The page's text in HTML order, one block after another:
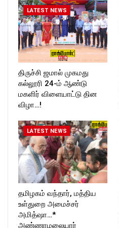
https://twitter.com/ROCKFOR
T_TIMESC
LATEST NEWS
திருச்சி ஜமால் முகமது
கல்லூரி 24-ம் ஆண்டு
மகளிர் விளையாட்டு தின
விழா…!
LATEST NEWS
தமிழகம் வந்தார், மத்திய
உள்துறை அமைச்சர்
அமித்ஷா…*
அண்ணாமலையார்